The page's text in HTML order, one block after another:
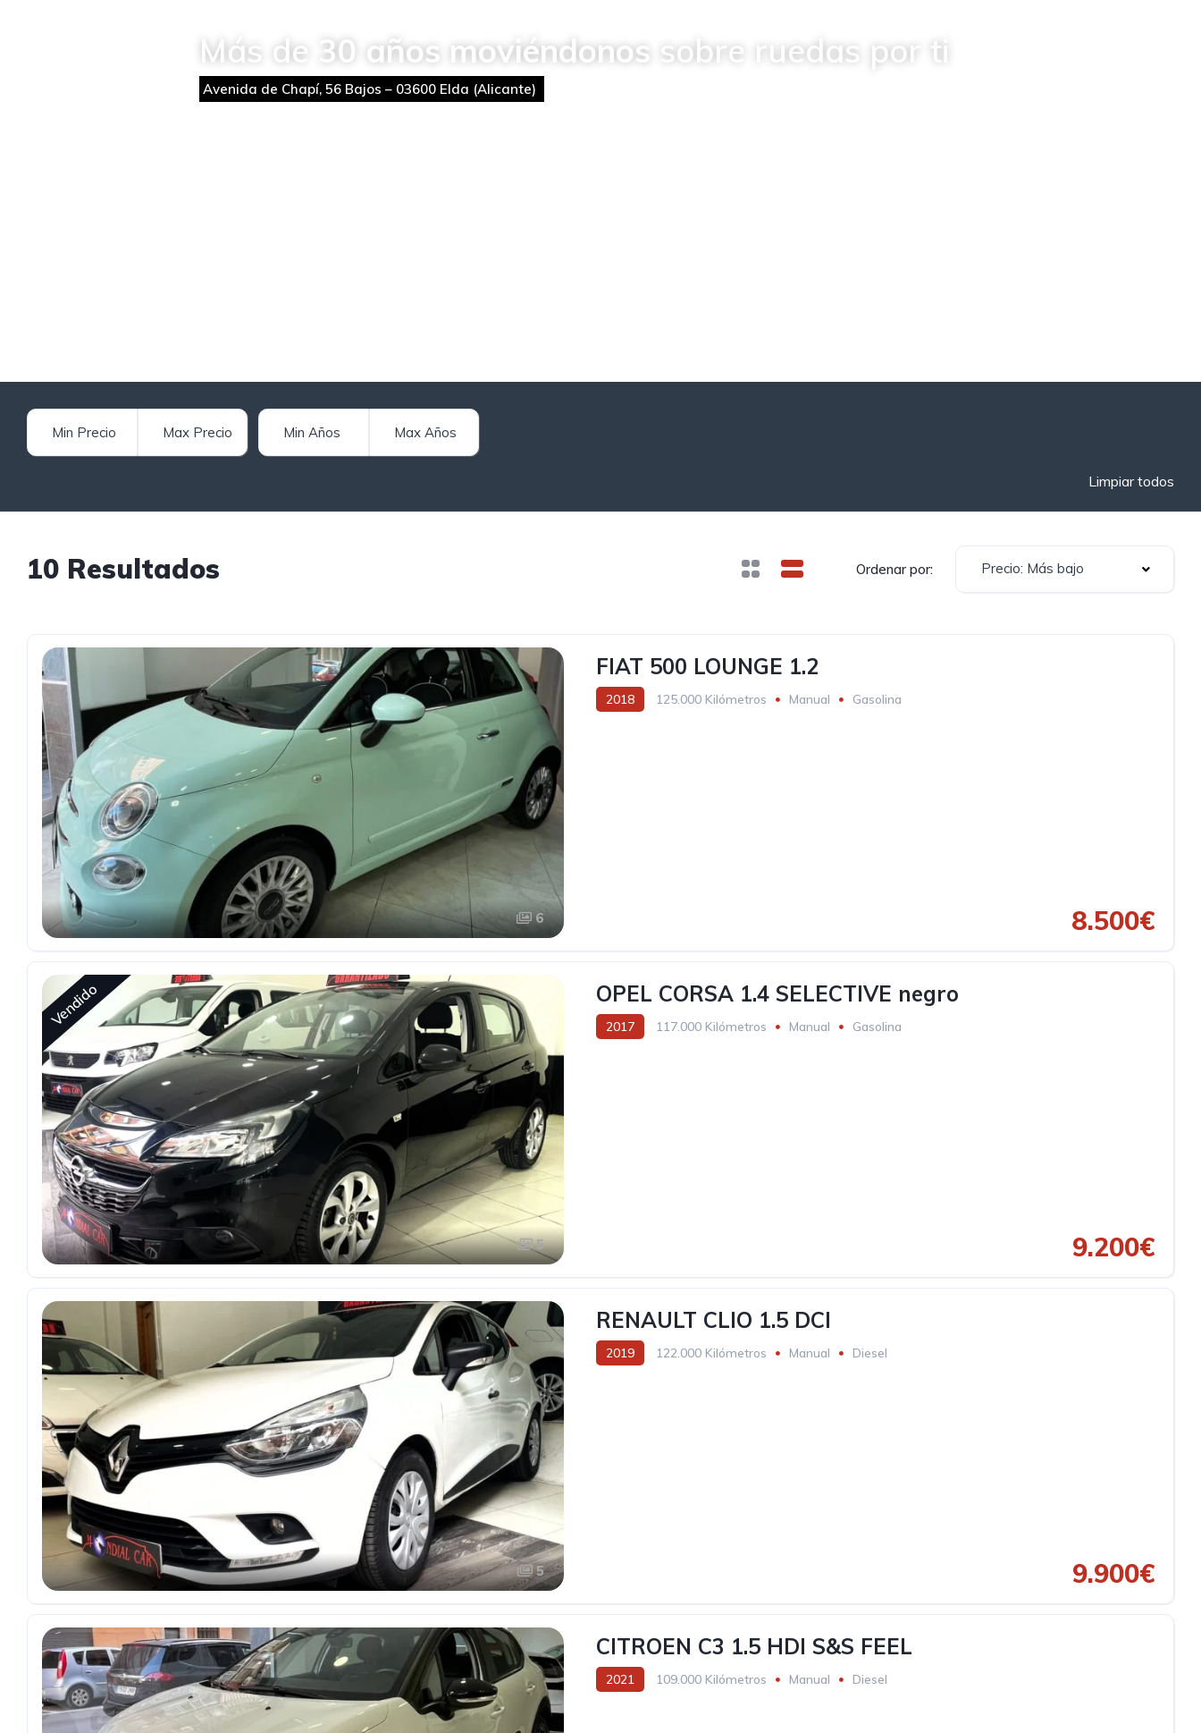
Más de 30 años moviéndonos sobre ruedas por ti
Avenida de Chapí, 56 Bajos – 03600 Elda (Alicante)
Limpiar todos
10 Resultados Ordenar por: Precio: Más bajo
6
FIAT 500 LOUNGE 1.2
2018 125.000 Kilómetros Manual Gasolina
8.500€
Vendido
5
OPEL CORSA 1.4 SELECTIVE negro
2017 117.000 Kilómetros Manual
Gasolina
9.200€
5
RENAULT CLIO 1.5 DCI
2019 122.000 Kilómetros Manual Diesel
9.900€
CITROEN C3 1.5 HDI S&S FEEL
2021 109.000 Kilómetros Manual Diesel